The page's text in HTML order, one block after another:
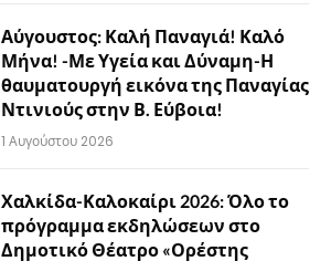
Αύγουστος: Καλή Παναγιά! Καλό
Μήνα! -Με Υγεία και Δύναμη-Η
θαυματουργή εικόνα της Παναγίας
Ντινιούς στην Β. Εύβοια!
1 Αυγούστου 2026
Χαλκίδα-Καλοκαίρι 2026: Όλο το
πρόγραμμα εκδηλώσεων στο
Δημοτικό Θέατρο «Ορέστης